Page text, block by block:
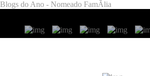
Blogs do Ano - Nomeado FamÃ­lia